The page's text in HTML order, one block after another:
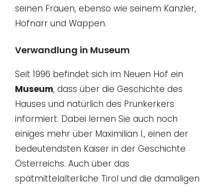
seinen Frauen, ebenso wie seinem Kanzler,
Hofnarr und Wappen.
Verwandlung in Museum
Seit 1996 befindet sich im Neuen Hof ein
Museum, dass über die Geschichte des
Hauses und natürlich des Prunkerkers
informiert. Dabei lernen Sie auch noch
einiges mehr über Maximilian I., einen der
bedeutendsten Kaiser in der Geschichte
Österreichs. Auch über das
spätmittelalterliche Tirol und die damaligen